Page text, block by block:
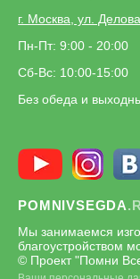
г. Москва, ул.
Пн-Пт: 9:00 - 20:00
Сб-Вс: 10:00-15:00
Без обеда и
POMNIVSEGDA
Мы занимаемся
благоустройством
© Проект "Помни